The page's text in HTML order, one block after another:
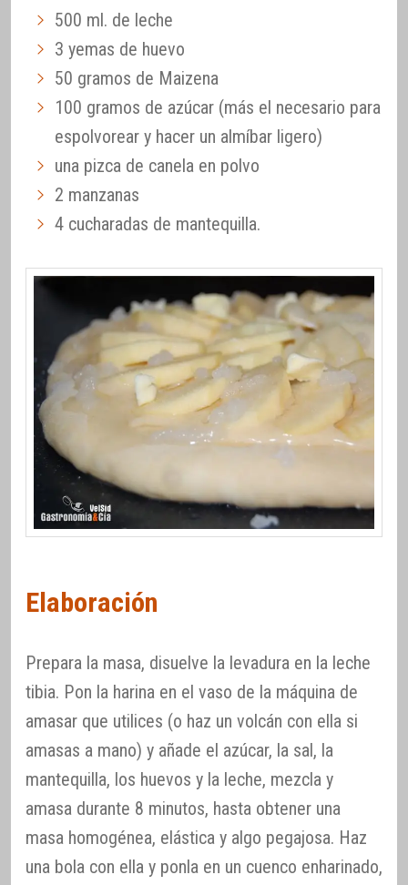
500 ml. de leche
3 yemas de huevo
50 gramos de Maizena
100 gramos de azúcar (más el necesario para
espolvorear y hacer un almíbar ligero)
una pizca de canela en polvo
2 manzanas
4 cucharadas de mantequilla.
Elaboración
Prepara la masa, disuelve la levadura en la leche
tibia. Pon la harina en el vaso de la máquina de
amasar que utilices (o haz un volcán con ella si
amasas a mano) y añade el azúcar, la sal, la
mantequilla, los huevos y la leche, mezcla y
amasa durante 8 minutos, hasta obtener una
masa homogénea, elástica y algo pegajosa. Haz
una bola con ella y ponla en un cuenco enharinado,